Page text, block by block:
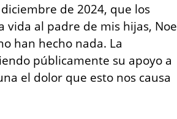
de 2024, que los
vida al padre de mis hijas, Noe
han hecho nada. La
públicamente su apoyo a
el dolor que esto nos causa